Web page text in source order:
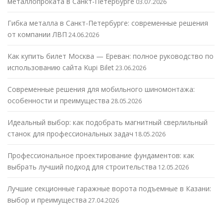
03.07.2026
Гибка металла в Санкт-Петербурге: современные решения
от компании ЛВП 24.06.2026
Как купить билет Москва — Ереван: полное руководство по
использованию сайта Kupi Bilet23.06.2026
Современные решения для мобильного шиномонтажа:
особенности и преимущества 28.05.2026
Идеальный выбор: как подобрать магнитный сверлильный
станок для профессиональных задач 18.05.2026
Профессиональное проектирование фундаментов: как
выбрать лучший подход для строительства 12.05.2026
Лучшие секционные гаражные ворота подъемные в Казани:
выбор и преимущества 27.04.2026